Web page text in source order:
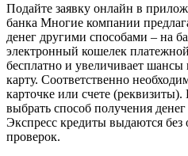
Подайте заявку онлайн в
банка Многие компании
денег другими способами – на
электронный кошелек
бесплатно и увеличивает шансы
карту. Соответственно
карточке или счете
выбрать способ получения
Экспресс кредиты выдаются без
проверок.